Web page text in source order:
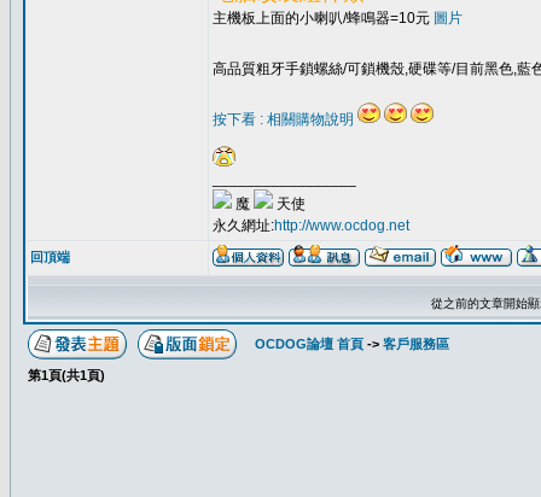
主機板上面的小喇叭/蜂鳴器=10元 圖片
高品質粗牙手鎖螺絲/可鎖機殼,硬碟等/目前黑色,藍
按下看 : 相關購物說明
魔
天使
永久網址:http://www.ocdog.net
回頂端
從之前的文章開始
OCDOG論壇 首頁 -> 客戶服務區
第1頁(共1頁)